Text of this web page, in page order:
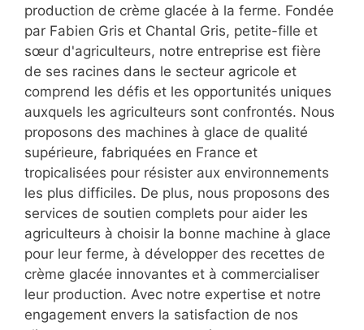
production de crème glacée à la ferme. Fondée
par Fabien Gris et Chantal Gris, petite-fille et
sœur d'agriculteurs, notre entreprise est fière
de ses racines dans le secteur agricole et
comprend les défis et les opportunités uniques
auxquels les agriculteurs sont confrontés. Nous
proposons des machines à glace de qualité
supérieure, fabriquées en France et
tropicalisées pour résister aux environnements
les plus difficiles. De plus, nous proposons des
services de soutien complets pour aider les
agriculteurs à choisir la bonne machine à glace
pour leur ferme, à développer des recettes de
crème glacée innovantes et à commercialiser
leur production. Avec notre expertise et notre
engagement envers la satisfaction de nos